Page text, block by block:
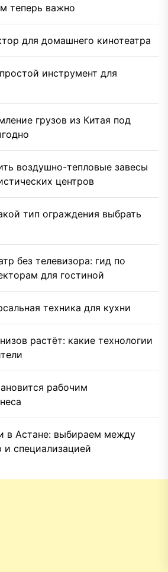
теперь важно
для домашнего кинотеатра
инструмент для
грузов из Китая под
воздушно-тепловые завесы
центров
тип ограждения выбрать
без телевизора: гид по
для гостиной
техника для кухни
растёт: какие технологии
рабочим
в Астане: выбираем между
и специализацией